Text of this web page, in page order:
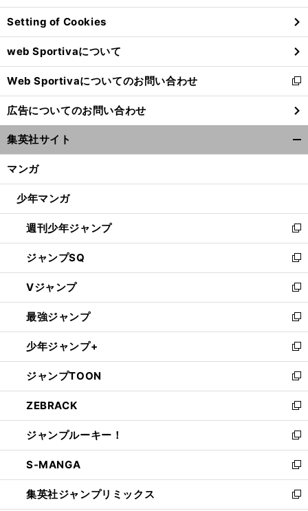
ン
ド
ウ
で
開
く
Setting of Cookies
web Sportivaについて
Web Sportivaについてのお問い合わせ
新
し
い
ウ
ィ
ン
ウ
開
く
広告についてのお問い合わせ
集英社サイト
マンガ
少年マンガ
週刊少年ジャンプ
新
し
い
ウ
ィ
ン
ド
ウ
で
開
く
ジャンプSQ
新
し
い
ウ
ィ
ン
ド
ウ
で
開
く
Vジャンプ
新
し
い
ウ
ィ
ン
ド
ウ
で
開
く
最強ジャンプ
新
し
い
ウ
ィ
ン
ド
ウ
で
開
く
少年ジャンプ+
新
し
い
ウ
ィ
ン
ド
ウ
で
開
く
ジャンプTOON
新
し
い
ウ
ィ
ン
ド
ウ
で
開
ZEBRACK
新
し
い
ウ
ィ
ン
ド
ジャンプルーキー！
新
し
い
ウ
ィ
S-MANGA
新
し
い
集英社ジャンプリミックス
新